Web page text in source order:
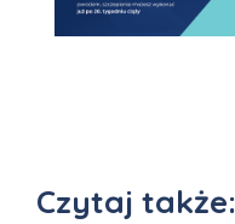
Czytaj także: